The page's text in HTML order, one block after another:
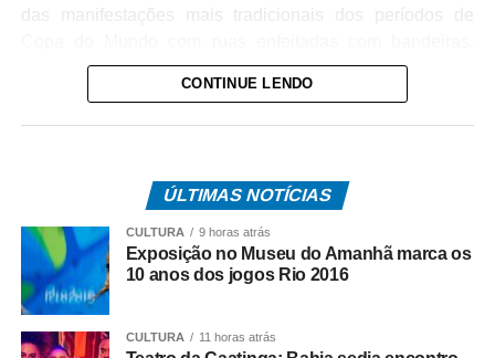
das manifestações mais tradicionais dos períodos de
pinturas e adereços nas cores verde e amarela. Além
disso, o projeto incentiva a integração entre vizinhos e
fortalece o espírito comunitário nos bairros da capital.
nessa quarta-feira. Na oportunidade, o prefeito convidou
a população a participar enviando vídeos das decorações
por meio do perfil oficial da Prefeitura de Cuiabá no
Instagram, @cuiabaprefeitura.
mostrando a decoração da rua até quinta-feira (11), às
CONTINUE LENDO
ÚLTIMAS NOTÍCIAS
CULTURA 9 horas atrás
Exposição no Museu do Amanhã marca os
10 anos dos jogos Rio 2016
CULTURA 11 horas atrás